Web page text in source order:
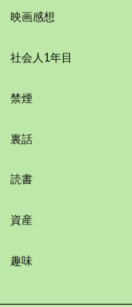
映画感想
社会人1年目
禁煙
裏話
読書
資産
趣味